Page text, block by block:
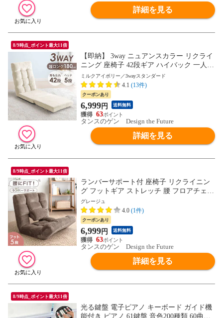
詳細を見る
8/9時点_ポイント最大11倍
【即納】 3way ニュアンスカラー リクライ
ニング 座椅子 42段ギア ハイバック 一人掛
け リクライニング座椅子 座イス 椅子 イス
フロア チェア チェアー ソファ ソファー
ソファーベッド 折り畳み 15210104〔ミル
クアイボリー〕
ミルクアイボリー／3wayスタンダード
4.1 (13件)
クーポンあり
6,999円 送料無料
63
タンスのゲン Design the Future
詳細を見る
8/9時点_ポイント最大11倍
ランバーサポート付 座椅子 リクライニン
グ フットギア ストレッチ 腰 フロアチェア
コンパクト 軽量 こたつ用 折り畳み 持ち運
び おしゃれ 可愛い 15200126〔グレージ
ュ〕【予約】8月下旬※8/31までに出荷予定
グレージュ
4.0 (1件)
クーポンあり
6,999円 送料無料
63
タンスのゲン Design the Future
詳細を見る
8/9時点_ポイント最大11倍
光る鍵盤 電子ピアノ キーボード ガイド機
能付き ピアノ 61鍵盤 音色200種類 60曲収